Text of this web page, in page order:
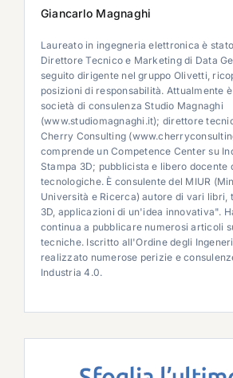
Giancarlo Magnaghi
Laureato in ingegneria elettronica è
Direttore Tecnico e Marketing di Data
seguito dirigente nel gruppo Olivetti,
posizioni di responsabilità. Attualmente
società di consulenza Studio Magnaghi
(www.studiomagnaghi.it); direttore
Cherry Consulting
comprende un Competence Center su
Stampa 3D; pubblicista e libero docente
tecnologiche. È consulente del MIUR
Università e Ricerca) autore di vari libri,
3D, applicazioni di un'idea innovativa".
continua a pubblicare numerosi articoli
tecniche. Iscritto all'Ordine degli
realizzato numerose perizie e
Industria 4.0.